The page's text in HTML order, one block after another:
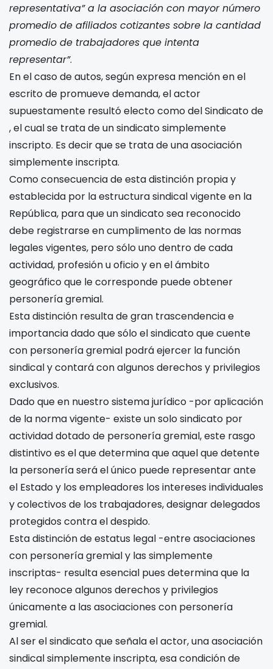
representativa” a la asociación con mayor número
promedio de afiliados cotizantes sobre la cantidad
promedio de trabajadores que intenta
representar”.
En el caso de autos, según expresa mención en el
escrito de promueve demanda, el actor
supuestamente resultó electo comodel Sindicato de
, el cual se trata de un sindicato simplemente
inscripto. Es decir que se trata de una asociación
simplemente inscripta.
Como consecuencia de esta distinción propia y
establecida por la estructura sindical vigente en la
República, para que un sindicato sea reconocido
debe registrarse en cumplimento de las normas
legales vigentes, pero sólo uno dentro de cada
actividad, profesión u oficio y en el ámbito
geográfico que le corresponde puede obtener
personería gremial.
Esta distinción resulta de gran trascendencia e
importancia dado que sólo el sindicato que cuente
con personería gremial podrá ejercer la función
sindical y contará con algunos derechos y privilegios
exclusivos.
Dado que en nuestro sistema jurídico -por aplicación
de la norma vigente- existe un solo sindicato por
actividad dotado de personería gremial, este rasgo
distintivo es el que determina que aquel que detente
la personería será el único puede representar ante
el Estado y los empleadores los intereses individuales
y colectivos de los trabajadores, designar delegados
protegidos contra el despido.
Esta distinción de estatus legal -entre asociaciones
con personería gremial y las simplemente
inscriptas- resulta esencial pues determina que la
ley reconoce algunos derechos y privilegios
únicamente a las asociaciones con personería
gremial.
Al ser el sindicato que señala el actor, una asociación
sindical simplemente inscripta, esa condición de